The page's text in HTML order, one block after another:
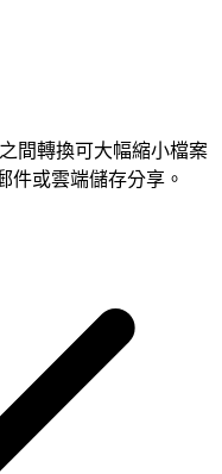
轉換可大幅縮小檔案
件或雲端儲存分享。